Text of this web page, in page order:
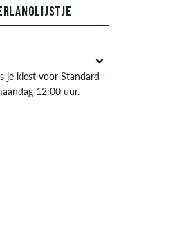
je kiest voor Standard
12:00 uur.